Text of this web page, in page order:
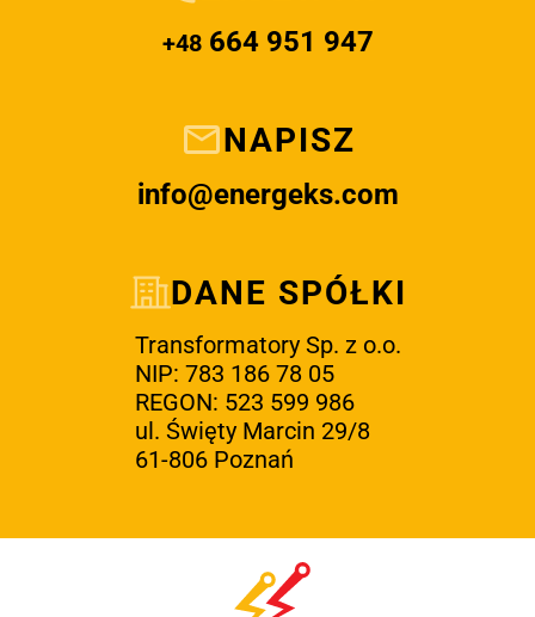
+48664 951 947
NAPISZ
info@energeks.com
DANE SPÓŁKI
Transformatory Sp. z o.o.
NIP: 783 186 78 05
REGON: 523 599 986
ul. Święty Marcin 29/8
61-806 Poznań